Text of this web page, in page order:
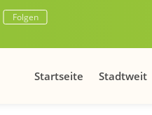
Folgen
Startseite Stadtweit